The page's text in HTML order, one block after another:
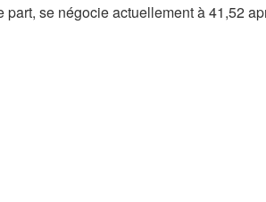
part, se négocie actuellement à 41,52